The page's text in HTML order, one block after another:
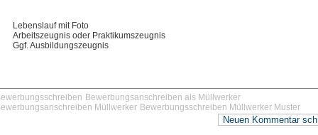
Lebenslauf mit Foto
Arbeitszeugnis oder Praktikumszeugnis
Ggf. Ausbildungszeugnis
Bewerbungsanschreiben als Müllwerker
Müllwerker Bewerbungsschreiben Müllwerker Muster
Neuen Kommentar